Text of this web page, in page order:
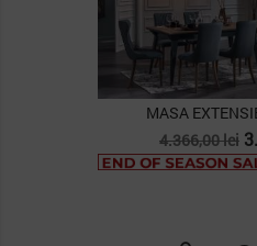
MASA
Pret
de
4.366,00 lei